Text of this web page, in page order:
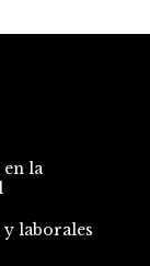
en la
laborales